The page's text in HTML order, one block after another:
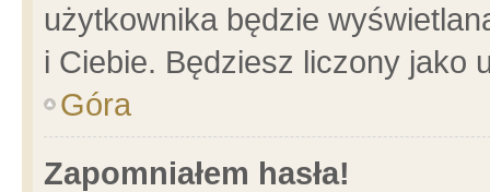
użytkownika będzie
i Ciebie. Będziesz liczony jako
Góra
Zapomniałem hasła!